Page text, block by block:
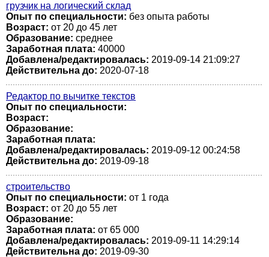
грузчик на логический склад
Опыт по специальности: без опыта работы
Возраст: от 20 до 45 лет
Образование: среднее
Заработная плата: 40000
Добавлена/редактировалась: 2019-09-14 21:09:27
Действительна до: 2020-07-18
Редактор по вычитке текстов
Опыт по специальности:
Возраст:
Образование:
Заработная плата:
Добавлена/редактировалась: 2019-09-12 00:24:58
Действительна до: 2019-09-18
строительство
Опыт по специальности: от 1 года
Возраст: от 20 до 55 лет
Образование:
Заработная плата: от 65 000
Добавлена/редактировалась: 2019-09-11 14:29:14
Действительна до: 2019-09-30